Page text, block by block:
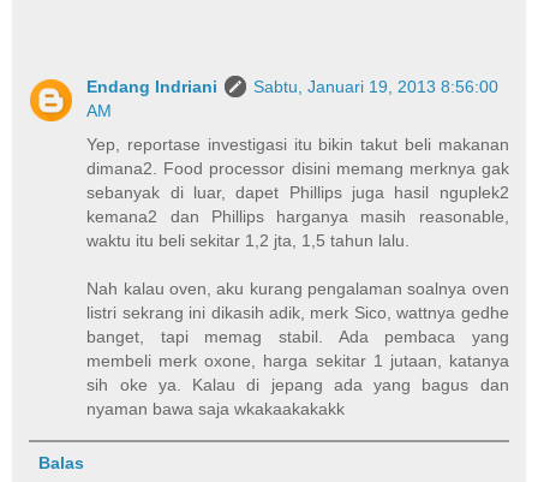
Endang Indriani
Sabtu, Januari 19, 2013 8:56:00
AM
Yep, reportase investigasi itu bikin takut beli makanan
dimana2. Food processor disini memang merknya gak
sebanyak di luar, dapet Phillips juga hasil nguplek2
kemana2 dan Phillips harganya masih reasonable,
waktu itu beli sekitar 1,2 jta, 1,5 tahun lalu.
Nah kalau oven, aku kurang pengalaman soalnya oven
listri sekrang ini dikasih adik, merk Sico, wattnya gedhe
banget, tapi memag stabil. Ada pembaca yang
membeli merk oxone, harga sekitar 1 jutaan, katanya
sih oke ya. Kalau di jepang ada yang bagus dan
nyaman bawa saja wkakaakakakk
Balas